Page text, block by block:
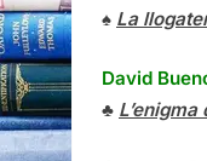
♠ La
David
♣